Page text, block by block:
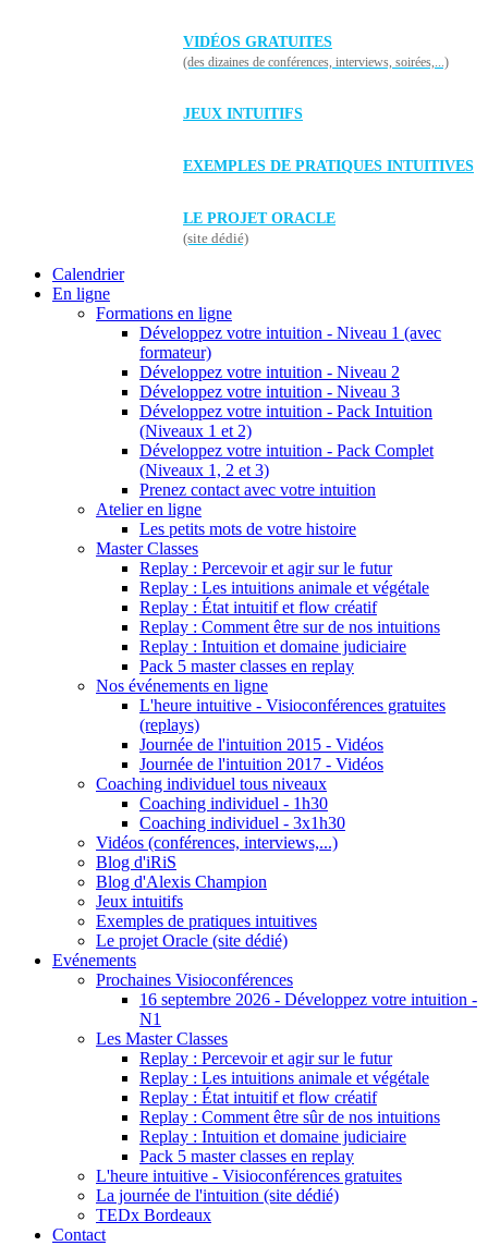
VIDÉOS GRATUITES
(des dizaines de conférences, interviews, soirées,...)
JEUX INTUITIFS
EXEMPLES DE PRATIQUES INTUITIVES
LE PROJET ORACLE
(site dédié)
Calendrier
En ligne
Formations en ligne
Développez votre intuition - Niveau 1 (avec
formateur)
Développez votre intuition - Niveau 2
Développez votre intuition - Niveau 3
Développez votre intuition - Pack Intuition
(Niveaux 1 et 2)
Développez votre intuition - Pack Complet
(Niveaux 1, 2 et 3)
Prenez contact avec votre intuition
Atelier en ligne
Les petits mots de votre histoire
Master Classes
Replay : Percevoir et agir sur le futur
Replay : Les intuitions animale et végétale
Replay : État intuitif et flow créatif
Replay : Comment être sur de nos intuitions
Replay : Intuition et domaine judiciaire
Pack 5 master classes en replay
Nos événements en ligne
L'heure intuitive - Visioconférences gratuites
(replays)
Journée de l'intuition 2015 - Vidéos
Journée de l'intuition 2017 - Vidéos
Coaching individuel tous niveaux
Coaching individuel - 1h30
Coaching individuel - 3x1h30
Vidéos (conférences, interviews,...)
Blog d'iRiS
Blog d'Alexis Champion
Jeux intuitifs
Exemples de pratiques intuitives
Le projet Oracle (site dédié)
Evénements
Prochaines Visioconférences
16 septembre 2026 - Développez votre intuition -
N1
Les Master Classes
Replay : Percevoir et agir sur le futur
Replay : Les intuitions animale et végétale
Replay : État intuitif et flow créatif
Replay : Comment être sûr de nos intuitions
Replay : Intuition et domaine judiciaire
Pack 5 master classes en replay
L'heure intuitive - Visioconférences gratuites
La journée de l'intuition (site dédié)
TEDx Bordeaux
Contact